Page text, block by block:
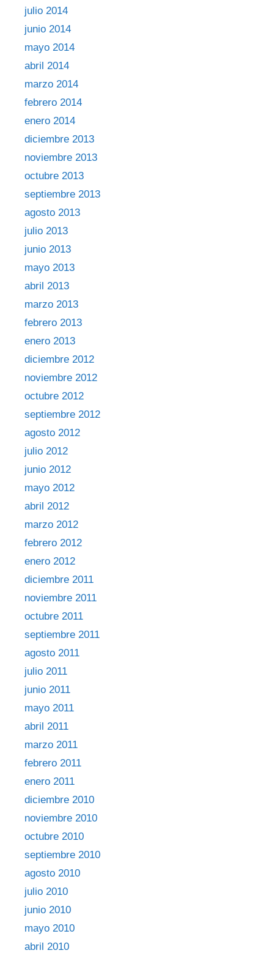
julio 2014
junio 2014
mayo 2014
abril 2014
marzo 2014
febrero 2014
enero 2014
diciembre 2013
noviembre 2013
octubre 2013
septiembre 2013
agosto 2013
julio 2013
junio 2013
mayo 2013
abril 2013
marzo 2013
febrero 2013
enero 2013
diciembre 2012
noviembre 2012
octubre 2012
septiembre 2012
agosto 2012
julio 2012
junio 2012
mayo 2012
abril 2012
marzo 2012
febrero 2012
enero 2012
diciembre 2011
noviembre 2011
octubre 2011
septiembre 2011
agosto 2011
julio 2011
junio 2011
mayo 2011
abril 2011
marzo 2011
febrero 2011
enero 2011
diciembre 2010
noviembre 2010
octubre 2010
septiembre 2010
agosto 2010
julio 2010
junio 2010
mayo 2010
abril 2010